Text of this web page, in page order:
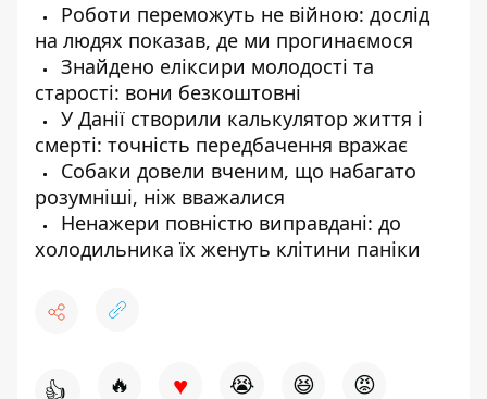
Роботи переможуть не війною: дослід
на людях показав, де ми прогинаємося
Знайдено еліксири молодості та
старості: вони безкоштовні
У Данії створили калькулятор життя і
смерті: точність передбачення вражає
Собаки довели вченим, що набагато
розумніші, ніж вважалися
Ненажери повністю виправдані: до
холодильника їх женуть клітини паніки
👍 🔥 ♥ 😭 😆 😡